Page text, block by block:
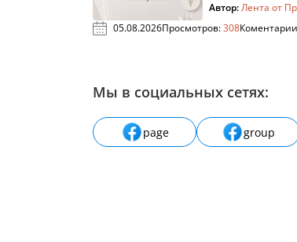
Автор:Лента от
05.08.2026Просмотров:308
Мы в социальных сетях:
page group